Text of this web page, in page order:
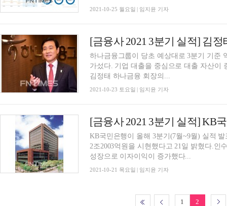
2021-10-25 월요일 | 임지윤 기자
하나금융그룹이 당초 예상대로 3분기 기준
가섰다. 기업 대출을 중심으로 대출 자산이
김정태 하나금융 회장의...
2021-10-23 토요일 | 임지윤 기자
KB국민은행이 올해 3분기(7월~9월) 실적
2조2003억원을 시현했다고 21일 밝혔다.
성장으로 이자이익이 증가했다...
2021-10-21 목요일 | 임지윤 기자
1 2